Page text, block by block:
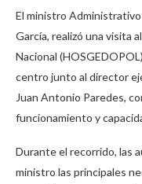
El ministro
García, realizó una visita
Nacional
centro junto al director
Juan Antonio Paredes,
funcionamiento y
Durante el recorrido, las
ministro las principales